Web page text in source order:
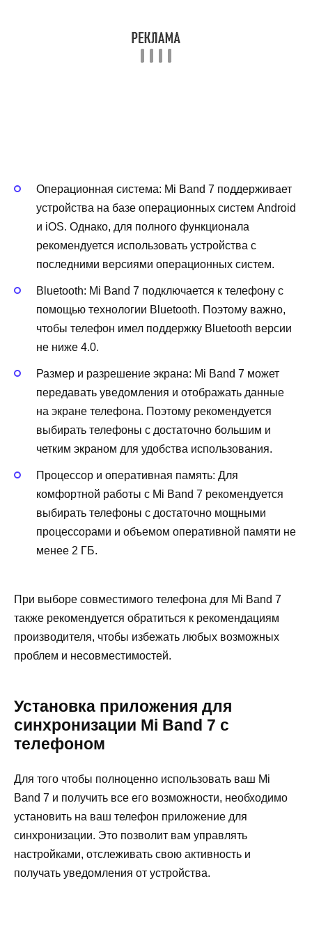
Операционная система: Mi Band 7 поддерживает
устройства на базе операционных систем Android
и iOS. Однако, для полного функционала
рекомендуется использовать устройства с
последними версиями операционных систем.
Bluetooth: Mi Band 7 подключается к телефону с
помощью технологии Bluetooth. Поэтому важно,
чтобы телефон имел поддержку Bluetooth версии
не ниже 4.0.
Размер и разрешение экрана: Mi Band 7 может
передавать уведомления и отображать данные
на экране телефона. Поэтому рекомендуется
выбирать телефоны с достаточно большим и
четким экраном для удобства использования.
Процессор и оперативная память: Для
комфортной работы с Mi Band 7 рекомендуется
выбирать телефоны с достаточно мощными
процессорами и объемом оперативной памяти не
менее 2 ГБ.
При выборе совместимого телефона для Mi Band 7
также рекомендуется обратиться к рекомендациям
производителя, чтобы избежать любых возможных
проблем и несовместимостей.
Установка приложения для
синхронизации Mi Band 7 с
телефоном
Для того чтобы полноценно использовать ваш Mi
Band 7 и получить все его возможности, необходимо
установить на ваш телефон приложение для
синхронизации. Это позволит вам управлять
настройками, отслеживать свою активность и
получать уведомления от устройства.